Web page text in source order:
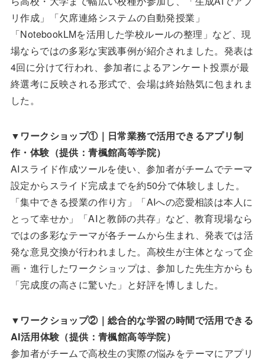
リ作成」「欠席連絡システムの自動発授業」
「NotebookLMを活用した学校ルールの整理」など、現
場ならではの多彩な実践事例が紹介されました。発表は
4回に分けて行われ、参加者によるアンケート投票が最
終選考に反映される形式で、会場は終始熱気に包まれま
した。
▼ ワークショップ①｜日常業務で活用できるアプリ制
作・体験（提供：青楓館高等学院）
AIスライド作成ツールを使い、参加者がチームでテーマ
設定からスライド完成までを約50分で体験しました。
「集中できる授業の作り方」「AIへの恋愛相談は本人に
とって幸せか」「AIと教師の共存」など、教育現場なら
ではの多彩なテーマが各チームから生まれ、発表では活
発な意見交換が行われました。高校生が主体となって企
画・進行したワークショップは、参加した先生方からも
「完成度の高さに驚いた」と好評を博しました。
▼ ワークショップ②｜総合的な学習の時間で活用できる
AI活用体験（提供：青楓館高等学院）
参加者がチームで高校生の実際の悩みをテーマにアプリ